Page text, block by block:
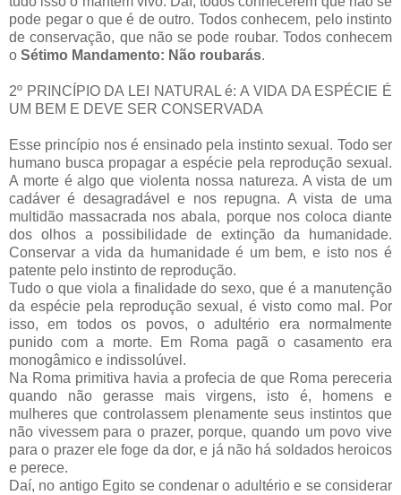
pode pegar o que é de outro. Todos conhecem, pelo instinto
de conservação, que não se pode roubar. Todos conhecem
o Sétimo Mandamento: Não roubarás.
2º PRINCÍPIO DA LEI NATURAL é: A VIDA DA ESPÉCIE É
UM BEM E DEVE SER CONSERVADA
Esse princípio nos é ensinado pela instinto sexual. Todo ser
humano busca propagar a espécie pela reprodução sexual.
A morte é algo que violenta nossa natureza. A vista de um
cadáver é desagradável e nos repugna. A vista de uma
multidão massacrada nos abala, porque nos coloca diante
dos olhos a possibilidade de extinção da humanidade.
Conservar a vida da humanidade é um bem, e isto nos é
patente pelo instinto de reprodução.
Tudo o que viola a finalidade do sexo, que é a manutenção
da espécie pela reprodução sexual, é visto como mal. Por
isso, em todos os povos, o adultério era normalmente
punido com a morte. Em Roma pagã o casamento era
monogâmico e indissolúvel.
Na Roma primitiva havia a profecia de que Roma pereceria
quando não gerasse mais virgens, isto é, homens e
mulheres que controlassem plenamente seus instintos que
não vivessem para o prazer, porque, quando um povo vive
para o prazer ele foge da dor, e já não há soldados heroicos
e perece.
Daí, no antigo Egito se condenar o adultério e se considerar